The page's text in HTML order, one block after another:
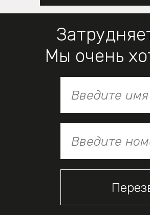
Мы очень